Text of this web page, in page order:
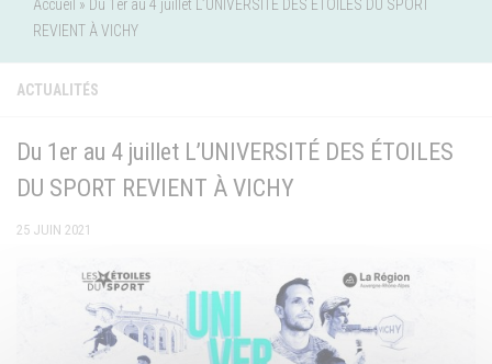
Accueil » Du 1er au 4 juillet L’UNIVERSITÉ DES ÉTOILES DU SPORT
REVIENT À VICHY
ACTUALITÉS
Du 1er au 4 juillet L’UNIVERSITÉ DES ÉTOILES
DU SPORT REVIENT À VICHY
25 JUIN 2021